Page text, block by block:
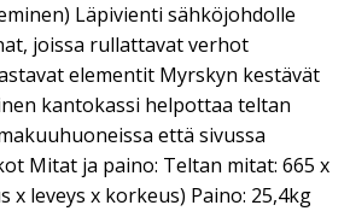
Läpivienti sähköjohdolle
joissa rullattavat verhot
elementit Myrskyn kestävät
kantokassi helpottaa teltan
että sivussa
Mitat ja paino: Teltan mitat: 665 x
x leveys x korkeus) Paino: 25,4kg